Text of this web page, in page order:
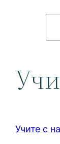
Учите с